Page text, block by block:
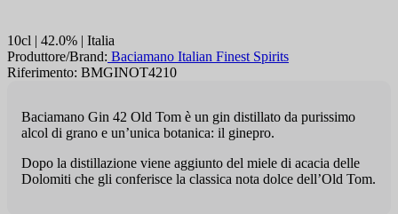
10cl | 42.0% | Italia
Produttore/Brand: Baciamano Italian Finest Spirits
Riferimento: BMGINOT4210
Baciamano Gin 42 Old Tom è un gin distillato da purissimo
alcol di grano e un’unica botanica: il ginepro.
Dopo la distillazione viene aggiunto del miele di acacia delle
Dolomiti che gli conferisce la classica nota dolce dell’Old Tom.